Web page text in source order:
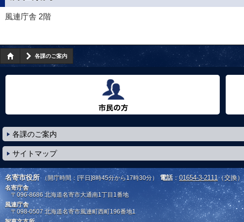
風連庁舎 2階
各課のご案内
各課のご案内
サイトマップ
名寄市役所 （開庁時間：[平日]8時45分から17時30分） 電話 ：01654-3-2111（交換）
名寄庁舎
〒096-8686 北海道名寄市大通南1丁目1番地
風連庁舎
〒098-0507 北海道名寄市風連町西町196番地1